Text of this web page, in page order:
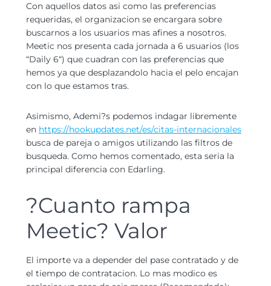
Con aquellos datos asi­ como las preferencias
requeridas, el organizacion se encargara sobre
buscarnos a los usuarios mas afines a nosotros.
Meetic nos presenta cada jornada a 6 usuarios (los
“Daily 6“) que cuadran con las preferencias que
hemos ya que desplazandolo hacia el pelo encajan
con lo que estamos tras.
Asimismo, Ademi?s podemos indagar libremente
en https://hookupdates.net/es/citas-internacionales
busca de pareja o amigos utilizando las filtros de
busqueda. Como hemos comentado, esta seri­a la
principal diferencia con Edarling.
?Cuanto rampa
Meetic? Valor
El importe va a depender del pase contratado y de
el tiempo de contratacion. Lo mas modico es